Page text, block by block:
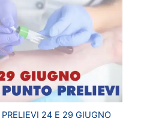
24 E 29 GIUGNO